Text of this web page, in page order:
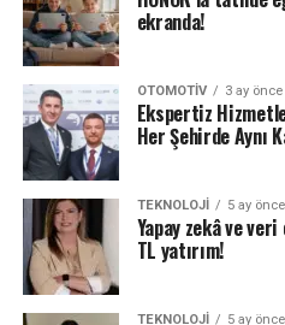
ekranda!
OTOMOTIV 3 ay önce
Ekspertiz
Her Şehirde Aynı
TEKNOLOJI 5 ay önce
Yapay zekâ ve
TL yatırım!
TEKNOLOJI 5 ay önce